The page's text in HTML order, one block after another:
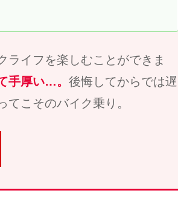
ライフを楽しむことができま
手厚い…。 後悔してからでは遅
こそのバイク乗り。